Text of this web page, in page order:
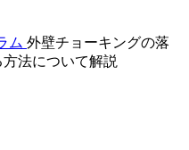
ム 外壁チョーキングの落
法について解説